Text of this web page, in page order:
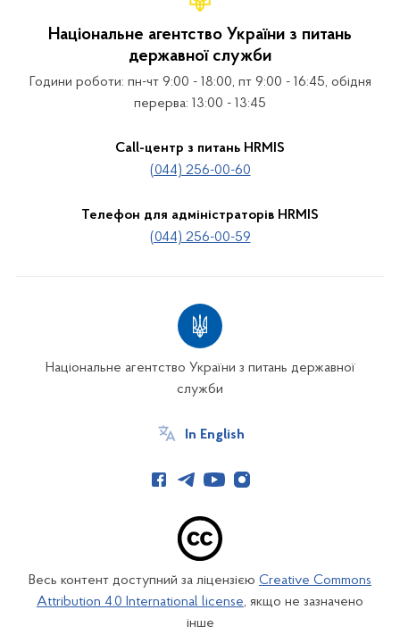
Національне агентство України з питань
державної служби
Години роботи: пн-чт 9:00 - 18:00, пт 9:00 - 16:45, обідня
перерва: 13:00 - 13:45
Call-центр з питань HRMIS
(044) 256-00-60
Телефон для адміністраторів HRMIS
(044) 256-00-59
Національне агентство України з питань державної
служби
In English
Весь контент доступний за ліцензією Creative Commons
Attribution 4.0 International license, якщо не зазначено
інше